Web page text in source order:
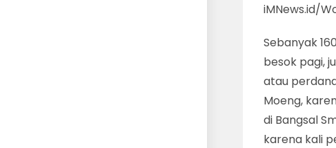
iMNews.id/
Sebanyak
besok pagi,
atau
Moeng,
di Bangsal
karena kali